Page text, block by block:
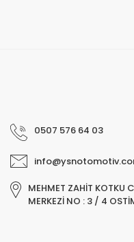
0507 576 64 03
MEHMET ZAHİT KOTKU
MERKEZİ NO : 3 / 4